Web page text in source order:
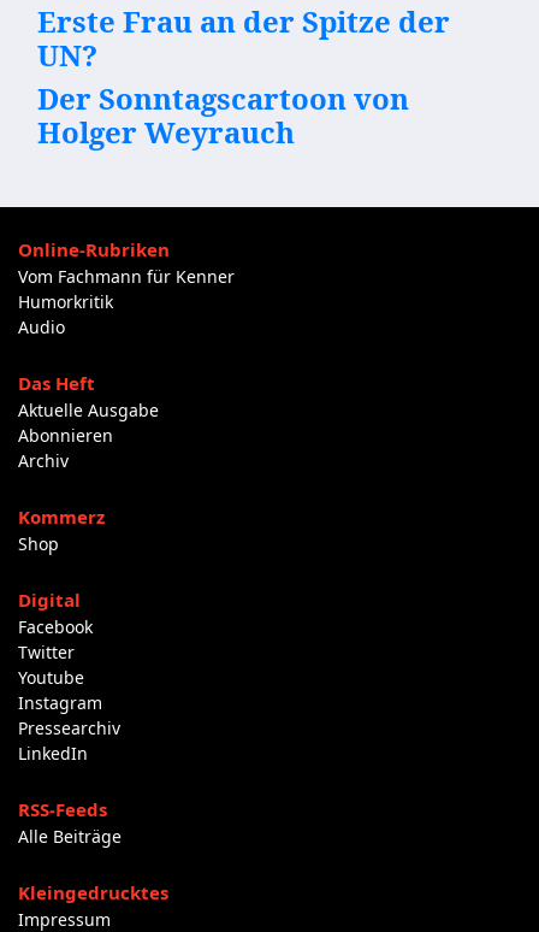
Erste Frau an der Spitze der
UN?
Der Sonntagscartoon von
Holger Weyrauch
Online-Rubriken
Vom Fachmann für Kenner
Humorkritik
Audio
Das Heft
Aktuelle Ausgabe
Abonnieren
Archiv
Kommerz
Shop
Digital
Facebook
Twitter
Youtube
Instagram
Pressearchiv
LinkedIn
RSS-Feeds
Alle Beiträge
Kleingedrucktes
Impressum